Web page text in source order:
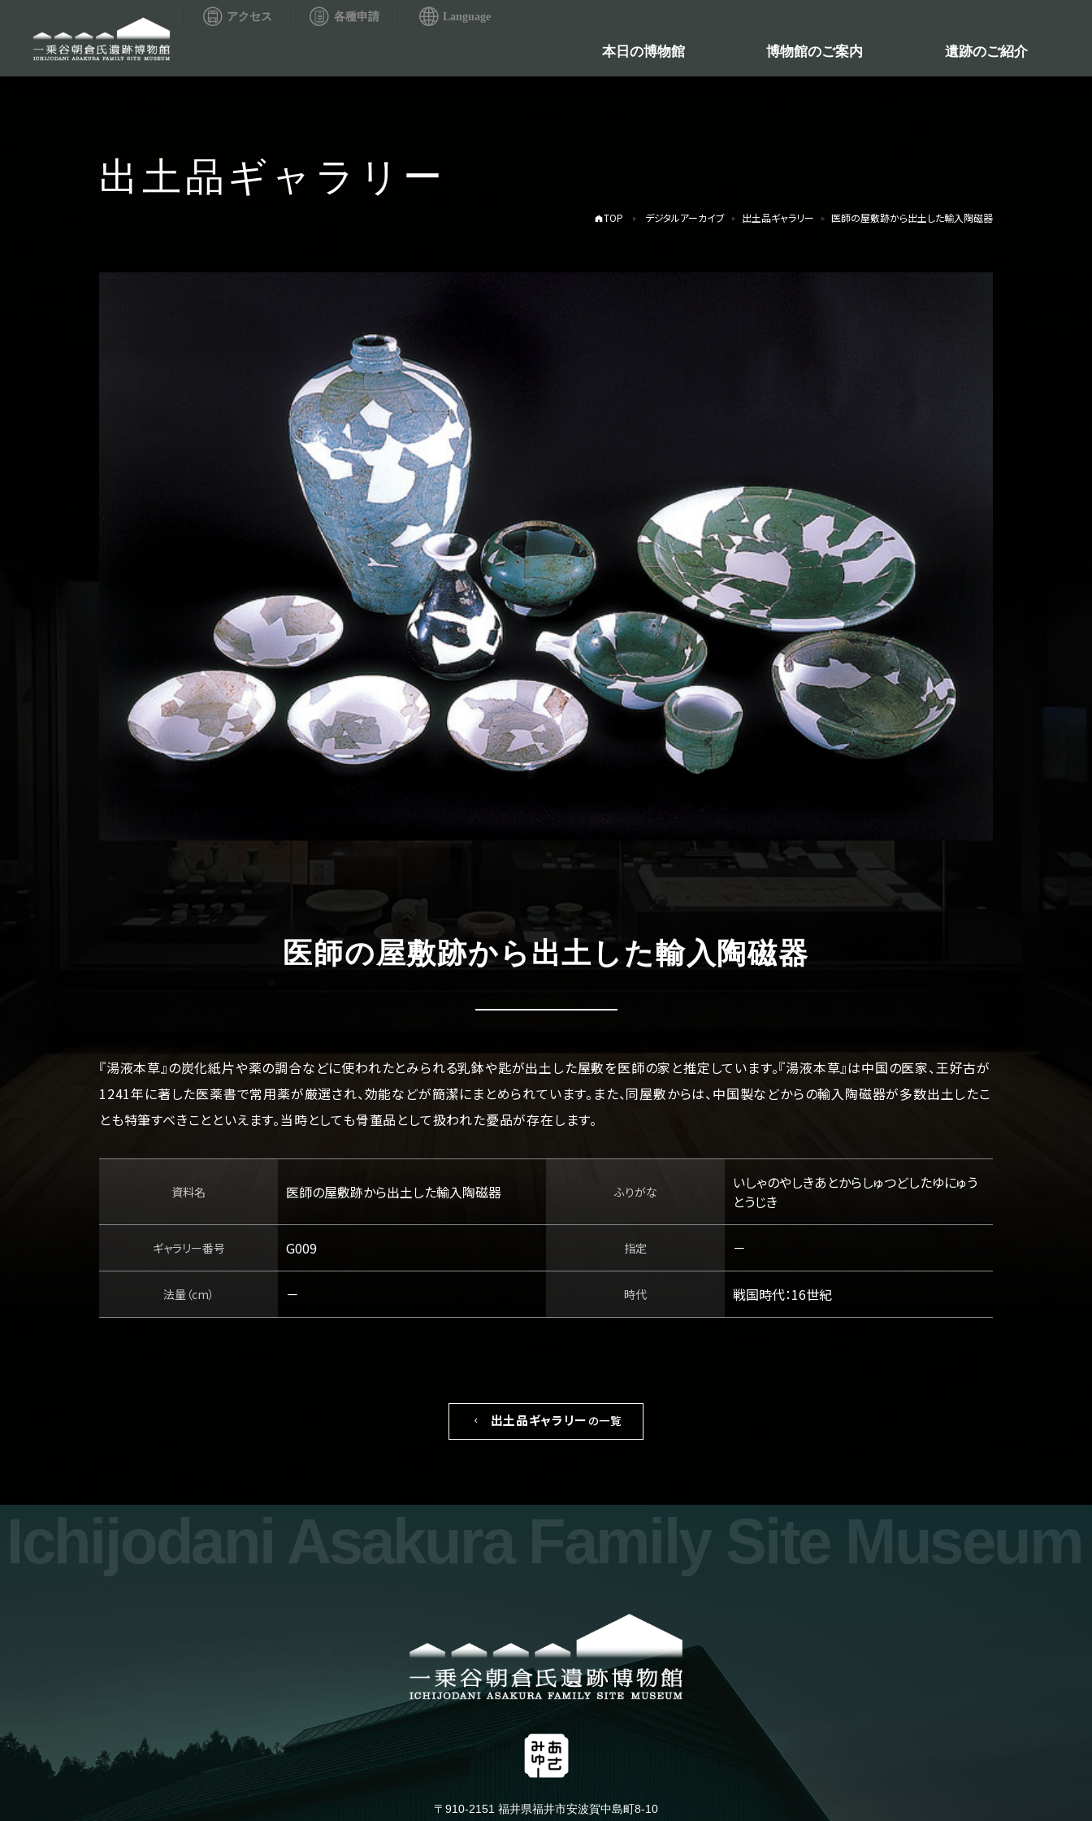
アクセス 各種申請 Language
本日の博物館 博物館のご案内 遺跡のご紹介
出土品ギャラリー
TOP デジタルアーカイブ 出土品ギャラリー 医師の屋敷跡から出土した輸入陶磁器
医師の屋敷跡から出土した輸入陶磁器
『湯液本草』の炭化紙片や薬の調合などに使われたとみられる乳鉢や匙が出土した屋敷を医師の家と推定しています。『湯液本草』は中国の医家、王好古が
1241年に著した医薬書で常用薬が厳選され、効能などが簡潔にまとめられています。また、同屋敷からは、中国製などからの輸入陶磁器が多数出土したこ
とも特筆すべきことといえます。当時としても骨董品として扱われた憂品が存在します。
資料名 医師の屋敷跡から出土した輸入陶磁器 ふりがな
いしゃのやしきあとからしゅつどしたゆにゅう
とうじき
ギャラリー番号 G009 指定 －
法量（cm） － 時代 戦国時代：16世紀
出土品ギャラリー の一覧
Ichijodani Asakura Family Site Museum
〒910-2151 福井県福井市安波賀中島町8-10